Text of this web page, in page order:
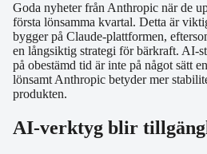
Goda nyheter från Anthropic när de
första lönsamma kvartal. Detta är
bygger på Claude-plattformen,
en långsiktig strategi för bärkraft. AI-
på obestämd tid är inte på något sätt
lönsamt Anthropic betyder mer
produkten.
AI-verktyg blir